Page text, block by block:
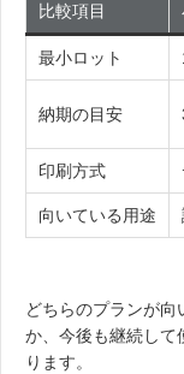
比較項目
最小ロット
納期の目安
印刷方式
向いている用途
どちらのプランが
か、今後も継続して
ります。